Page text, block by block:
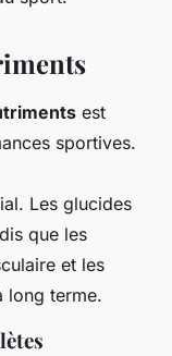
est
sportives.
Les glucides
que les
et les
long terme.